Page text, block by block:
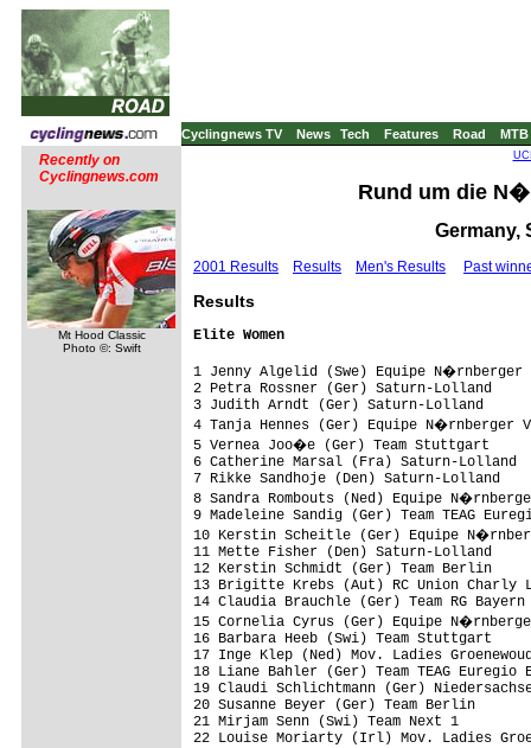
Cyclingnews TV News Tech Features Road MTB
Recently on
Cyclingnews.com
Mt Hood Classic
Photo ©: Swift
Rund um die
Germany,
2001 Results Results Men's Results Past
Results
1 Jenny Algelid (Swe) Equipe
2 Petra Rossner (Ger) Saturn-
3 Judith Arndt (Ger) Saturn-
4 Tanja Hennes (Ger) Equipe
5 Vernea Joo�e (Ger) Team
6 Catherine Marsal (Fra) Saturn-Lolland
7 Rikke Sandhoje (Den) Saturn-Lolland
8 Sandra Rombouts (Ned) Equipe
9 Madeleine Sandig (Ger) Team TEAG
10 Kerstin Scheitle (Ger) Equipe
11 Mette Fisher (Den) Saturn-Lolland
12 Kerstin Schmidt (Ger) Team Berlin
13 Brigitte Krebs (Aut) RC Union Charly
14 Claudia Brauchle (Ger) Team RG Bayern
15 Cornelia Cyrus (Ger) Equipe
16 Barbara Heeb (Swi) Team Stuttgart
17 Inge Klep (Ned) Mov. Ladies
18 Liane Bahler (Ger) Team TEAG Euregio
19 Claudi Schlichtmann (Ger)
20 Susanne Beyer (Ger) Team Berlin
21 Mirjam Senn (Swi) Team Next 1
22 Louise Moriarty (Irl) Mov. Ladies